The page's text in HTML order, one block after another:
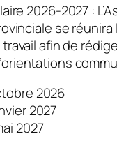
2026-2027 :
se réunira
afin de
2026
2027
2027